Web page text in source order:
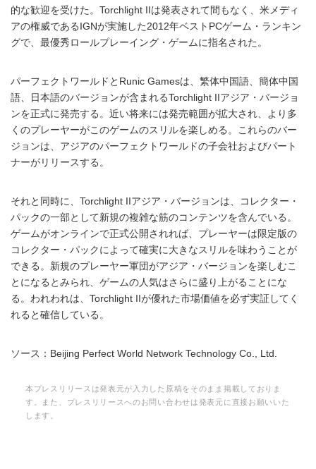
的な歓迎を受けた。Torchlight IIは発表されて間もなく、米メディ
アの権威であるIGNが実施した2012年ベストPCゲーム・ランキン
グで、最優秀ロールプレーイング・ゲームに指名された。
パーフェクトワールドとRunic Gamesは、繁体中国語、簡体中国
語、日本語のバージョンが含まれるTorchlight IIアジア・バージョ
ンを正式に発売する。近い将来には発売範囲が拡大され、より多
くのプレーヤーがこのゲームのスリルを楽しめる。これらのバー
ジョンは、アジアのパーフェクトワールドの子会社およびパート
ナーがリリースする。
それと同時に、Torchlight IIアジア・バージョンは、コレクター・
パックの一部として新規の複雑な筋のコンテンツを含んでいる。
ゲームがオンラインで正式公開されれば、プレーヤーは限定版の
コレクター・パックによって確実に大きなスリルを味わうことが
できる。新規のプレーヤー軍団がアジア・バージョンを楽しむこ
とになるとみられ、ゲームの人気はさらに盛り上がることにな
る。われわれは、Torchlight IIが優れた市場価値を必ず実証してく
れると確信している。
ソース：Beijing Perfect World Network Technology Co., Ltd.
本プレスリリースは発表元が入力した原稿をそのまま掲載しておりま
す。また、プレスリリースへのお問い合わせは発表元に直接お願いいた
します。